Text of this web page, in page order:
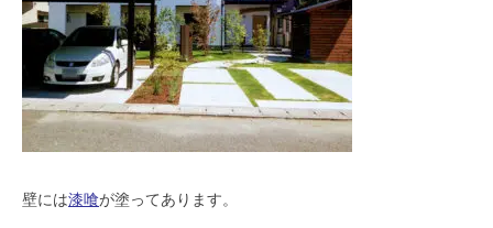
SAWAMURAリフォーム
壁には漆喰が塗ってあります。